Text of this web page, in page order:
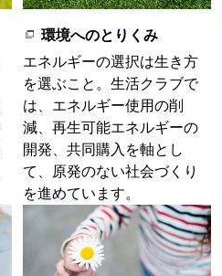
環境へのとりくみ
エネルギーの選択は生き方
を選ぶこと。生活クラブで
は、エネルギー使用の削
減、再生可能エネルギーの
開発、共同購入を軸とし
て、原発のない社会づくり
を進めています。